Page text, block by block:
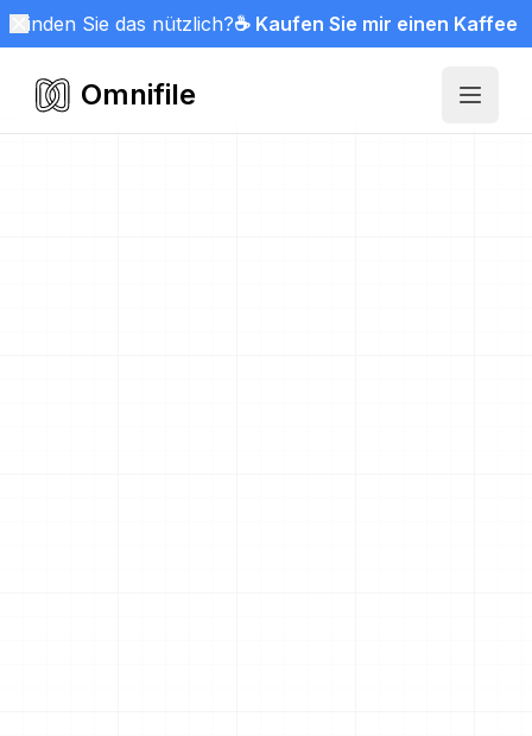
Finden Sie das nützlich?☕ Kaufen Sie mir einen Kaffee
Omnifile